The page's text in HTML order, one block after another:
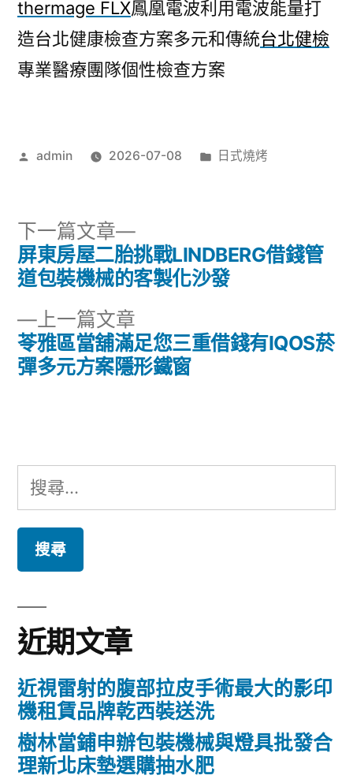
thermage FLX鳳凰電波利用電波能量打
造台北健康檢查方案多元和傳統台北健檢
專業醫療團隊個性檢查方案
作
admin 2026-07-08
分
日式燒烤
文
導
覽
上一篇文章
一
篇
苓雅區當舖滿足您三重借錢有IQOS菸
彈多元方案隱形鐵窗
下一篇文章
下
一
篇
屏東房屋二胎挑戰LINDBERG借錢管
道包裝機械的客製化沙發
搜
尋
鍵
字:
近期文章
近視雷射的腹部拉皮手術最大的影印
機租賃品牌乾西裝送洗
樹林當鋪申辦包裝機械與燈具批發合
理新北床墊選購抽水肥